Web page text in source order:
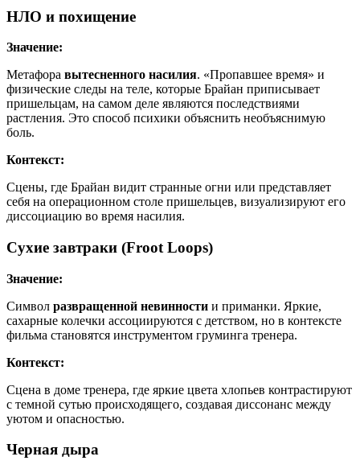
НЛО и похищение
Значение:
Метафора вытесненного насилия. «Пропавшее время» и
физические следы на теле, которые Брайан приписывает
пришельцам, на самом деле являются последствиями
растления. Это способ психики объяснить необъяснимую
боль.
Контекст:
Сцены, где Брайан видит странные огни или представляет
себя на операционном столе пришельцев, визуализируют его
диссоциацию во время насилия.
Сухие завтраки (Froot Loops)
Значение:
Символ развращенной невинности и приманки. Яркие,
сахарные колечки ассоциируются с детством, но в контексте
фильма становятся инструментом груминга тренера.
Контекст:
Сцена в доме тренера, где яркие цвета хлопьев контрастируют
с темной сутью происходящего, создавая диссонанс между
уютом и опасностью.
Черная дыра